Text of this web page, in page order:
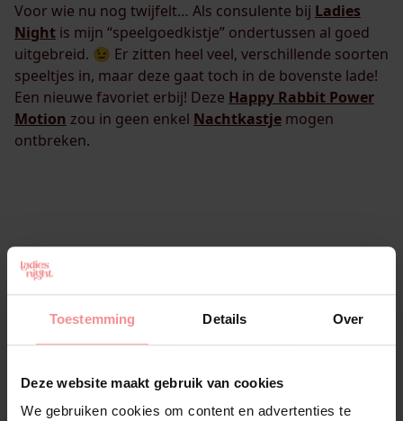
Toestemming Details Over
Deze website maakt gebruik van cookies
We gebruiken cookies om content en advertenties te
Voor wie nu nog twijfelt… Als consulente bij Ladies
Night is mijn “speelgoedkistje” ondertussen al goed
uitgebreid. 😉 Er zitten heel veel, verschillende soorten
speeltjes in, maar deze gaat toch in de bovenste lade!
Een nieuwe favoriet erbij! Deze Happy Rabbit Power
Motion zou in geen enkel Nachtkastje mogen
ontbreken.